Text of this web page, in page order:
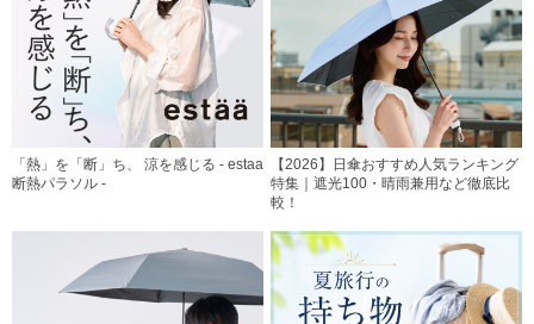
「熱」を「断」ち、 涼を感じる - estaa
断熱パラソル -
【2026】日傘おすすめ人気ランキング
特集｜遮光100・晴雨兼用など徹底比
較！